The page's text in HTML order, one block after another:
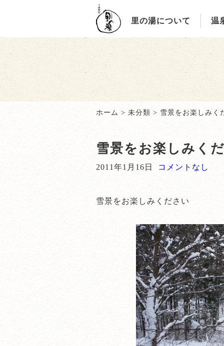
里の湯について 温
ホーム > 未分類 > 雪景をお楽しみく
雪景をお楽しみく
2011年1月16日 コメントなし
雪景をお楽しみください